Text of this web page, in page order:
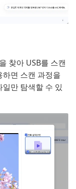
찾아 USB를 스캔
면 스캔 과정을
만 탐색할 수 있